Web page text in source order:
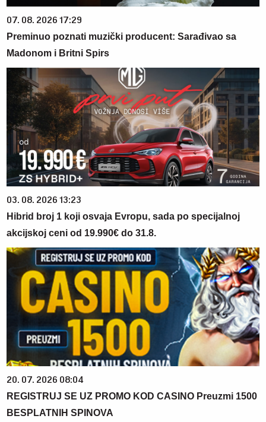
07. 08. 2026 17:29
Preminuo poznati muzički producent: Sarađivao sa
Madonom i Britni Spirs
03. 08. 2026 13:23
Hibrid broj 1 koji osvaja Evropu, sada po specijalnoj
akcijskoj ceni od 19.990€ do 31.8.
20. 07. 2026 08:04
REGISTRUJ SE UZ PROMO KOD CASINO Preuzmi 1500
BESPLATNIH SPINOVA